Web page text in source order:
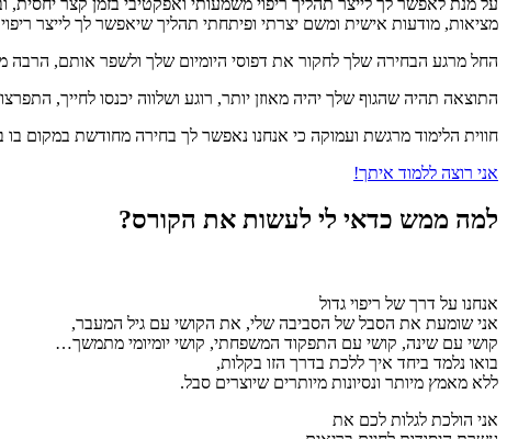
מציאות, מודעות אישית ומשם יצרתי ופיתחתי תהליך שיאפשר לך לייצר
החל מרגע הבחירה שלך לחקור את דפוסי היומיום שלך ולשפר אותם, הרבה
התוצאה תהיה שהגוף שלך יהיה מאוזן יותר, רוגע ושלווה יכנסו לחייך,
חווית הלימוד מרגשת ועמוקה כי אנחנו נאפשר לך בחירה מחודשת במקום
אני רוצה ללמוד איתך!
למה ממש כדאי לי לעשות את הקורס?
אנחנו על דרך של ריפוי גדול
אני שומעת את הסבל של הסביבה שלי, את הקושי עם גיל המעבר,
קושי עם שינה, קושי עם התפקוד המשפחתי, קושי יומיומי מתמשך…
בואו נלמד ביחד איך ללכת בדרך הזו בקלות,
ללא מאמץ מיותר ונסיונות מיותרים שיוצרים סבל.
אני הולכת לגלות לכם את